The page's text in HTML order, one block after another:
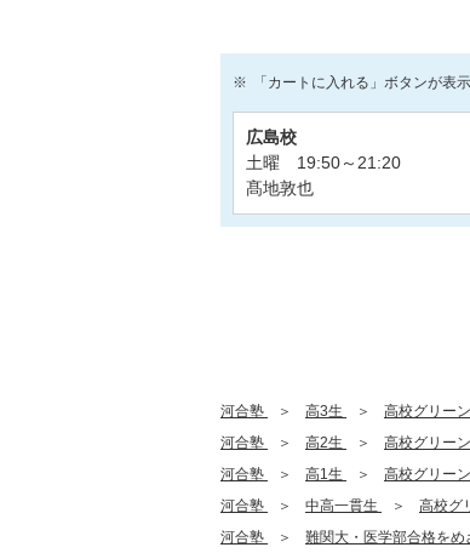
「カートに入れる」ボタンが表
広島校
土曜 19:50～21:20
髙地敦也
河合塾 高3生 高校グリー
河合塾
高2生 高校グリー
河合塾
高1生 高校グリー
河合塾
中高一貫生 高校グ
河合塾
難関大・医学部合格をめ